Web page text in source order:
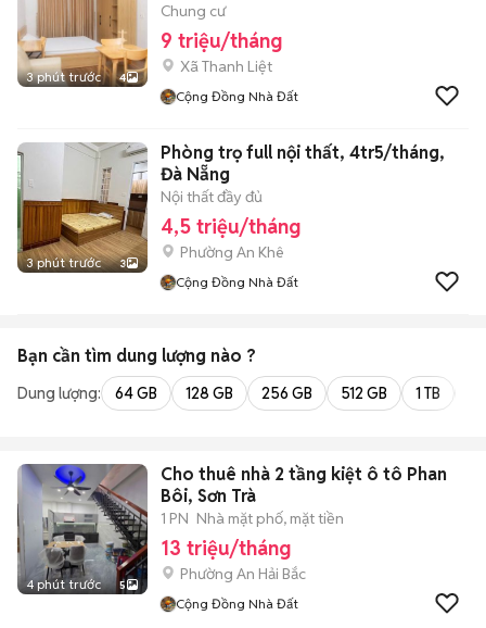
3 phút trước 4
Chung cư
9 triệu/tháng
Xã Thanh Liệt
Cộng Đồng Nhà Đất
3 phút trước 3
Phòng trọ full nội thất, 4tr5/tháng,
Đà Nẵng
Nội thất đầy đủ
4,5 triệu/tháng
Phường An Khê
Cộng Đồng Nhà Đất
Bạn cần tìm dung lượng nào ?
Dung lượng: 64 GB 128 GB 256 GB 512 GB 1 TB
4 phút trước 5
Cho thuê nhà 2 tầng kiệt ô tô Phan
Bôi, Sơn Trà
1 PN Nhà mặt phố, mặt tiền
13 triệu/tháng
Phường An Hải Bắc
Cộng Đồng Nhà Đất